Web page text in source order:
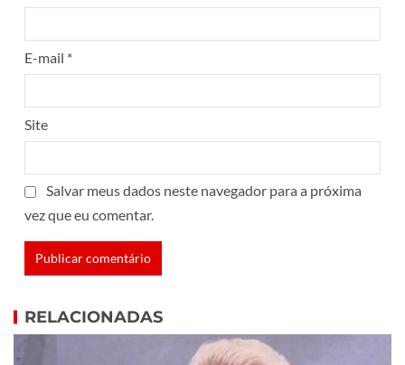
E-mail *
Site
Salvar meus dados neste navegador para a próxima
vez que eu comentar.
RELACIONADAS